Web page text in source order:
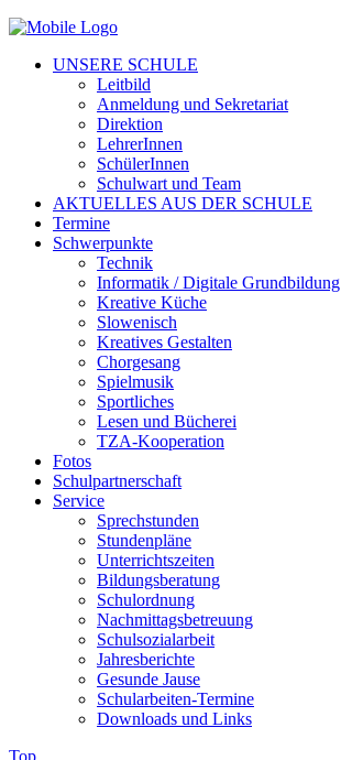
UNSERE SCHULE
Leitbild
Anmeldung und Sekretariat
Direktion
LehrerInnen
SchülerInnen
Schulwart und Team
AKTUELLES AUS DER SCHULE
Termine
Schwerpunkte
Technik
Informatik / Digitale Grundbildung
Kreative Küche
Slowenisch
Kreatives Gestalten
Chorgesang
Spielmusik
Sportliches
Lesen und Bücherei
TZA-Kooperation
Fotos
Schulpartnerschaft
Service
Sprechstunden
Stundenpläne
Unterrichtszeiten
Bildungsberatung
Schulordnung
Nachmittagsbetreuung
Schulsozialarbeit
Jahresberichte
Gesunde Jause
Schularbeiten-Termine
Downloads und Links
Top